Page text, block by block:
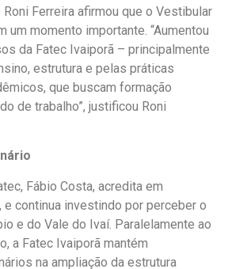
Ferreira afirmou que o Vestibular
um momento importante. “Aumentou
da Fatec Ivaiporã – principalmente
estrutura e pelas práticas
que buscam formação
de trabalho”, justificou Roni
Fábio Costa, acredita em
e continua investindo por perceber o
e do Vale do Ivaí. Paralelamente ao
a Fatec Ivaiporã mantém
na ampliação da estrutura